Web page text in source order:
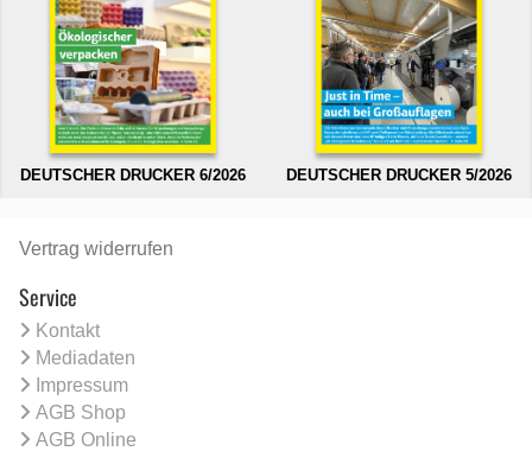
DEUTSCHER DRUCKER 6/2026 DEUTSCHER DRUCKER 5/2026
Vertrag widerrufen
Service
Kontakt
Mediadaten
Impressum
AGB Shop
AGB Online